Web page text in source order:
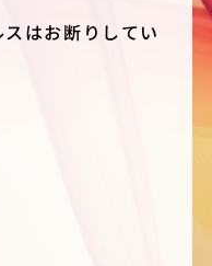
はお断りしてい